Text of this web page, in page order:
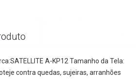
A-KP12 Tamanho da Tela:
contra quedas, sujeiras, arranhões